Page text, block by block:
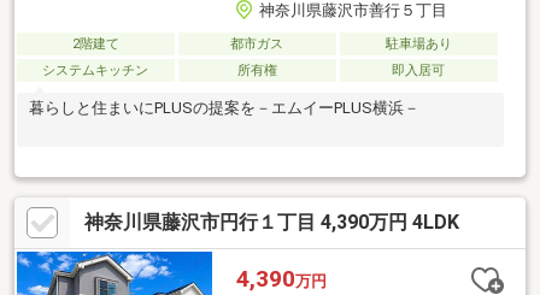
神奈川県藤沢市善行５丁目
2階建て 都市ガス
駐車場あり
システムキッチン
所有権 即入居可
暮らしと住まいにPLUSの提案を－エムイーPLUS横浜－
神奈川県藤沢市円行１丁目 4,390万円 4LDK
4,390万円